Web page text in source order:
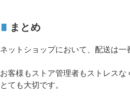
まとめ
ネットショップにおいて、配送は一
お客様もストア管理者もストレス
とても大切です。